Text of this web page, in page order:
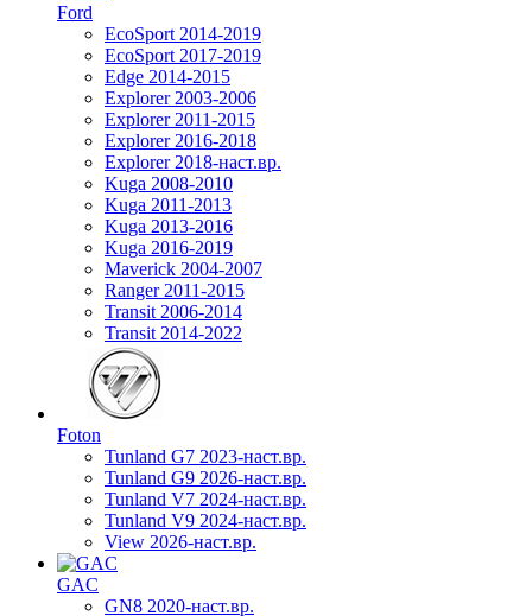
Ford
EcoSport 2014-2019
EcoSport 2017-2019
Edge 2014-2015
Explorer 2003-2006
Explorer 2011-2015
Explorer 2016-2018
Explorer 2018-наст.вр.
Kuga 2008-2010
Kuga 2011-2013
Kuga 2013-2016
Kuga 2016-2019
Maverick 2004-2007
Ranger 2011-2015
Transit 2006-2014
Transit 2014-2022
Foton
Tunland G7 2023-наст.вр.
Tunland G9 2026-наст.вр.
Tunland V7 2024-наст.вр.
Tunland V9 2024-наст.вр.
View 2026-наст.вр.
GAC
GN8 2020-наст.вр.